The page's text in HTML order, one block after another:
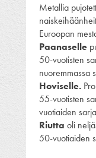
Metallia
Euroopan
Paanaselle
50-vuotisten
nuoremmassa
Hoviselle.
55-vuotisten
vuotiaiden
Riutta oli
50-vuotiaiden